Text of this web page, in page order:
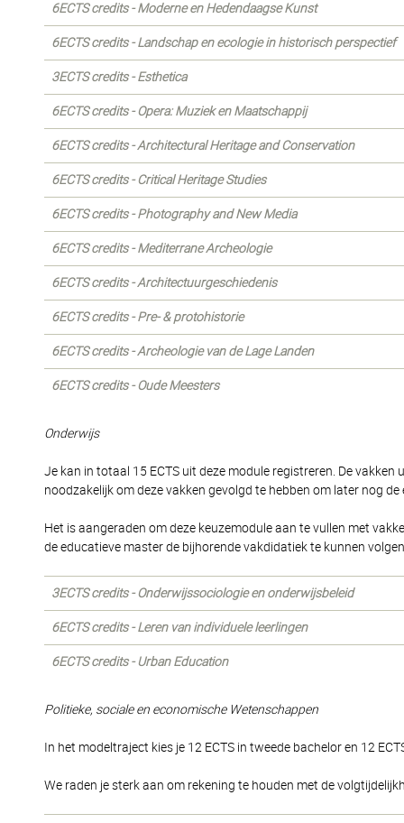
6ECTS credits - Moderne en Hedendaagse Kunst
6ECTS credits - Landschap en ecologie in historisch perspectief
3ECTS credits - Esthetica
6ECTS credits - Opera: Muziek en Maatschappij
6ECTS credits - Architectural Heritage and Conservation
6ECTS credits - Critical Heritage Studies
6ECTS credits - Photography and New Media
6ECTS credits - Mediterrane Archeologie
6ECTS credits - Architectuurgeschiedenis
6ECTS credits - Pre- & protohistorie
6ECTS credits - Archeologie van de Lage Landen
6ECTS credits - Oude Meesters
Onderwijs
Je kan in totaal 15 ECTS uit deze module registreren. De
noodzakelijk om deze vakken gevolgd te hebben om later nog
Het is aangeraden om deze keuzemodule aan te vullen met
de educatieve master de bijhorende vakdidatiek te kunnen
3ECTS credits - Onderwijssociologie en onderwijsbeleid
6ECTS credits - Leren van individuele leerlingen
6ECTS credits - Urban Education
Politieke, sociale en economische Wetenschappen
In het modeltraject kies je 12 ECTS in tweede bachelor en 12
We raden je sterk aan om rekening te houden met de